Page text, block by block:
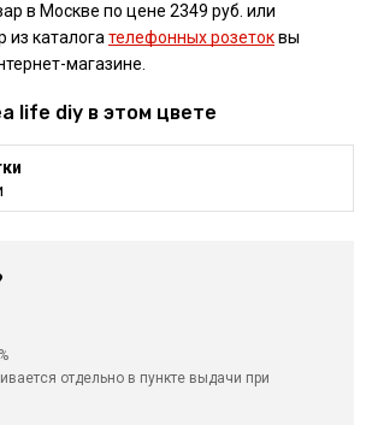
в Москве по цене 2349 руб. или
из каталогателефонных розетоквы
магазине.
life diy в этом цвете
отдельно в пункте выдачи при